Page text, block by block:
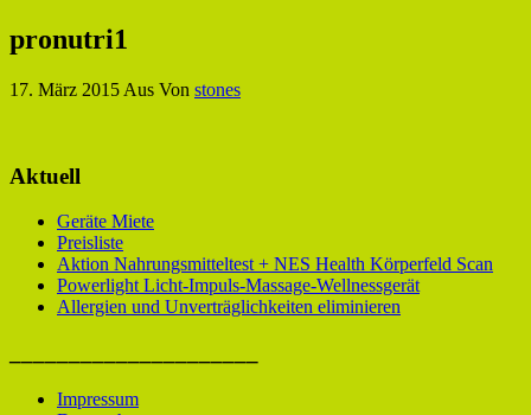
pronutri1
17. März 2015 Aus Von stones
Aktuell
Geräte Miete
Preisliste
Aktion Nahrungsmitteltest + NES Health Körperfeld Scan
Powerlight Licht-Impuls-Massage-Wellnessgerät
Allergien und Unverträglichkeiten eliminieren
Impressum